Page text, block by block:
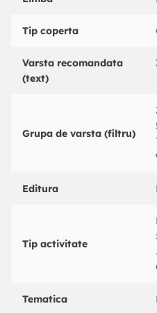
Tip coperta
Varsta recomandata
(text)
Grupa de varsta (filtru)
Editura
Tip activitate
Tematica